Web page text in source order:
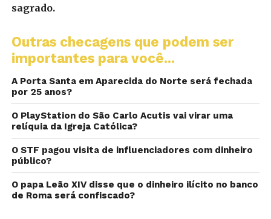
sagrado.
Outras checagens que podem ser
importantes para você...
A Porta Santa em Aparecida do Norte será fechada
por 25 anos?
O PlayStation do São Carlo Acutis vai virar uma
relíquia da Igreja Católica?
O STF pagou visita de influenciadores com dinheiro
público?
O papa Leão XIV disse que o dinheiro ilícito no banco
de Roma será confiscado?